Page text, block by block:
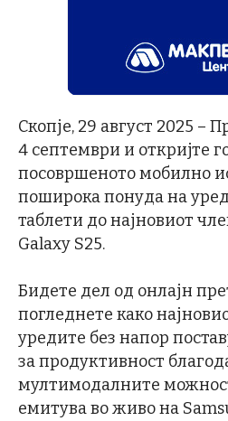
Скопје, 29 август 2025 –
4 септември и откријте
посовршеното мобилно
поширока понуда на
таблети до најновиот
Galaxy S25.
Бидете дел од онлајн
погледнете како
уредите без напор
за продуктивност
мултимодалните
емитува во живо на